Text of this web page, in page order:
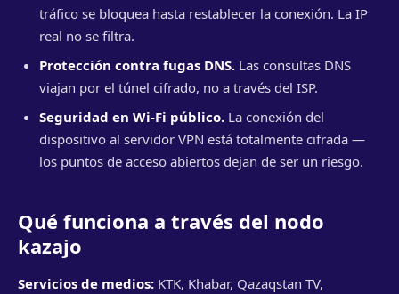
tráfico se bloquea hasta restablecer la conexión. La IP
real no se filtra.
Protección contra fugas DNS. Las consultas DNS
viajan por el túnel cifrado, no a través del ISP.
Seguridad en Wi-Fi público. La conexión del
dispositivo al servidor VPN está totalmente cifrada —
los puntos de acceso abiertos dejan de ser un riesgo.
Qué funciona a través del nodo
kazajo
Servicios de medios: KTK, Khabar, Qazaqstan TV,